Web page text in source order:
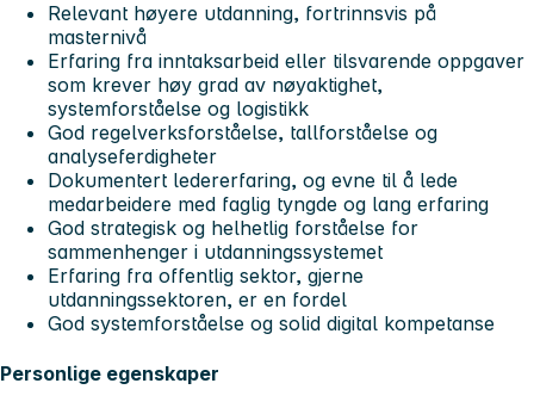
Relevant høyere utdanning, fortrinnsvis på
masternivå
Erfaring fra inntaksarbeid eller tilsvarende oppgaver
som krever høy grad av nøyaktighet,
systemforståelse og logistikk
God regelverksforståelse, tallforståelse og
analyseferdigheter
Dokumentert ledererfaring, og evne til å lede
medarbeidere med faglig tyngde og lang erfaring
God strategisk og helhetlig forståelse for
sammenhenger i utdanningssystemet
Erfaring fra offentlig sektor, gjerne
utdanningssektoren, er en fordel
God systemforståelse og solid digital kompetanse
Personlige egenskaper